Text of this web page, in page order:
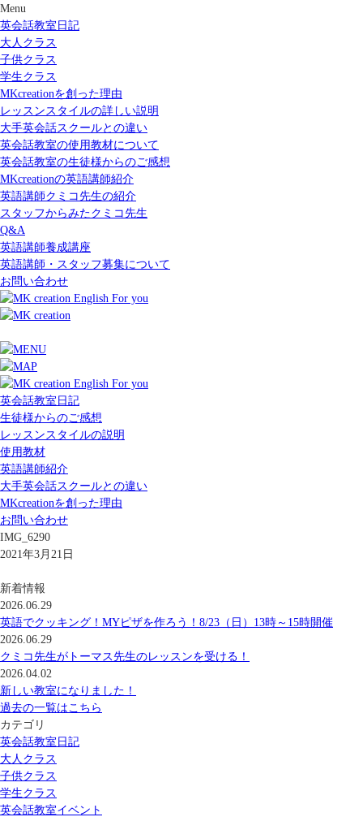
Menu
英会話教室日記
大人クラス
子供クラス
学生クラス
MKcreationを創った理由
レッスンスタイルの詳しい説明
大手英会話スクールとの違い
英会話教室の使用教材について
英会話教室の生徒様からのご感想
MKcreationの英語講師紹介
英語講師クミコ先生の紹介
スタッフからみたクミコ先生
Q&A
英語講師養成講座
英語講師・スタッフ募集について
お問い合わせ
英会話教室日記
生徒様からのご感想
レッスンスタイルの説明
使用教材
英語講師紹介
大手英会話スクールとの違い
MKcreationを創った理由
お問い合わせ
IMG_6290
2021年3月21日
新着情報
2026.06.29
英語でクッキング！MYピザを作ろう！8/23（日）13時～15時開催
2026.06.29
クミコ先生がトーマス先生のレッスンを受ける！
2026.04.02
新しい教室になりました！
過去の一覧はこちら
カテゴリ
英会話教室日記
大人クラス
子供クラス
学生クラス
英会話教室イベント